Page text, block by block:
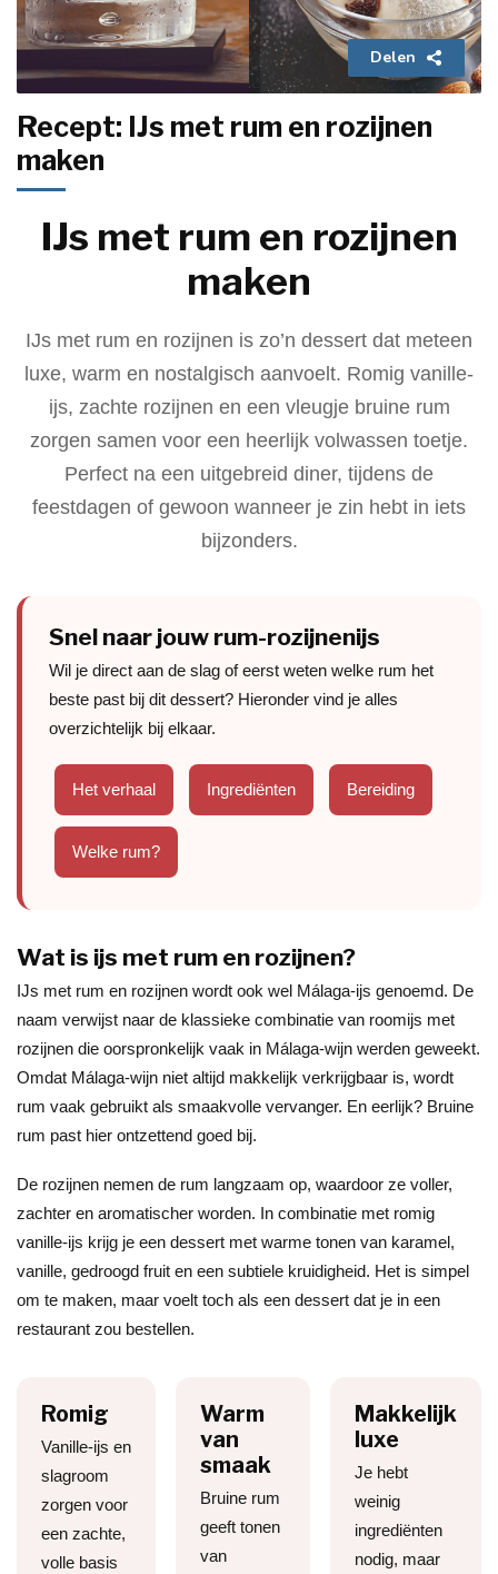
Delen
Recept: IJs met rum en rozijnen
maken
IJs met rum en rozijnen
maken
IJs met rum en rozijnen is zo’n dessert dat meteen
luxe, warm en nostalgisch aanvoelt. Romig vanille-
ijs, zachte rozijnen en een vleugje bruine rum
zorgen samen voor een heerlijk volwassen toetje.
Perfect na een uitgebreid diner, tijdens de
feestdagen of gewoon wanneer je zin hebt in iets
bijzonders.
Snel naar jouw rum-rozijnenijs
Wil je direct aan de slag of eerst weten welke rum het
beste past bij dit dessert? Hieronder vind je alles
overzichtelijk bij elkaar.
Het verhaal Ingrediënten Bereiding
Welke rum?
Wat is ijs met rum en rozijnen?
IJs met rum en rozijnen wordt ook wel Málaga-ijs genoemd. De
naam verwijst naar de klassieke combinatie van roomijs met
rozijnen die oorspronkelijk vaak in Málaga-wijn werden geweekt.
Omdat Málaga-wijn niet altijd makkelijk verkrijgbaar is, wordt
rum vaak gebruikt als smaakvolle vervanger. En eerlijk? Bruine
rum past hier ontzettend goed bij.
De rozijnen nemen de rum langzaam op, waardoor ze voller,
zachter en aromatischer worden. In combinatie met romig
vanille-ijs krijg je een dessert met warme tonen van karamel,
vanille, gedroogd fruit en een subtiele kruidigheid. Het is simpel
om te maken, maar voelt toch als een dessert dat je in een
restaurant zou bestellen.
Romig
Vanille-ijs en
slagroom
zorgen voor
een zachte,
volle basis
Warm
van
smaak
Bruine rum
geeft tonen
van
Makkelijk
luxe
Je hebt
weinig
ingrediënten
nodig, maar